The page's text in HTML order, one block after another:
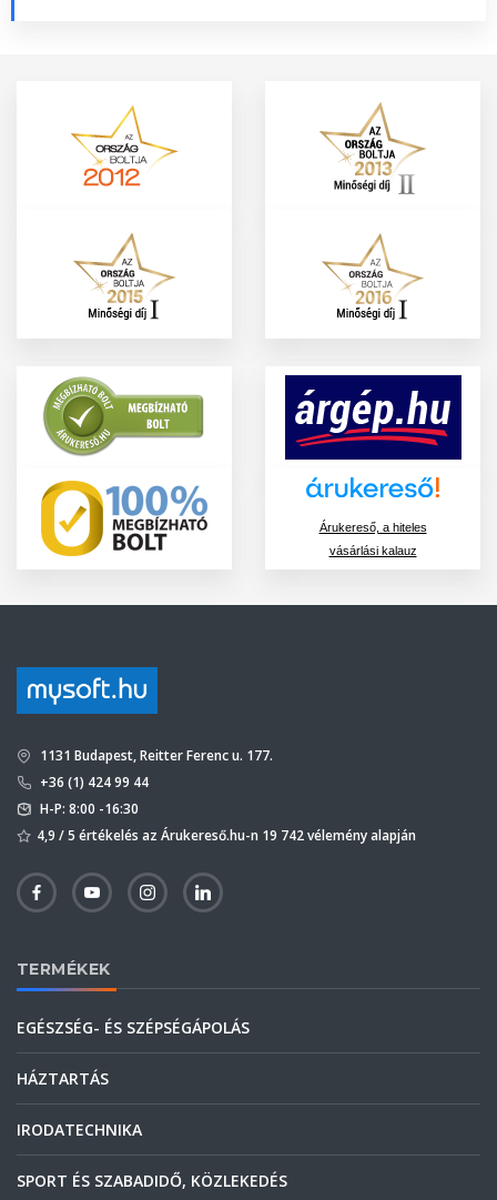
Árukereső, a hiteles
vásárlási kalauz
1131 Budapest, Reitter Ferenc u. 177.
+36 (1) 424 99 44
H-P: 8:00 -16:30
4,9 / 5 értékelés az Árukereső.hu-n 19 742 vélemény alapján
TERMÉKEK
EGÉSZSÉG- ÉS SZÉPSÉGÁPOLÁS
HÁZTARTÁS
IRODATECHNIKA
SPORT ÉS SZABADIDŐ, KÖZLEKEDÉS